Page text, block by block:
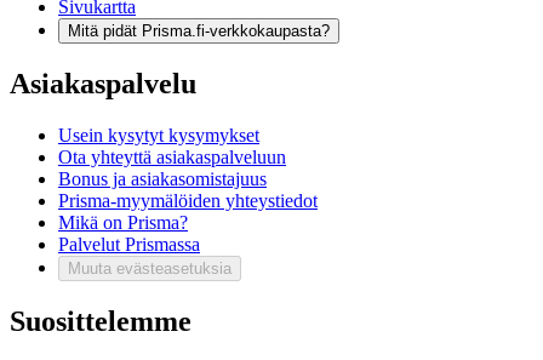
Sivukartta
Mitä pidät Prisma.fi-verkkokaupasta?
Asiakaspalvelu
Usein kysytyt kysymykset
Ota yhteyttä asiakaspalveluun
Bonus ja asiakasomistajuus
Prisma-myymälöiden yhteystiedot
Mikä on Prisma?
Palvelut Prismassa
Muuta evästeasetuksia
Suosittelemme